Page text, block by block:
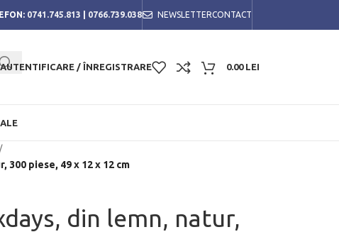
0741.745.813 0766.739.038 NEWSLETTERCONTACT
AUTENTIFICARE / ÎNREGISTRARE 0.00 LEI
/
300 piese, 49 x 12 x 12 cm
din lemn, natur,